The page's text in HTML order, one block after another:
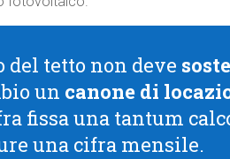
tetto non deve
un canone di
fissa una tantum
una cifra mensile.